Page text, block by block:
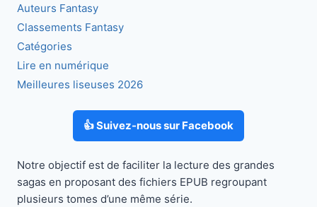
Auteurs Fantasy
Classements Fantasy
Catégories
Lire en numérique
Meilleures liseuses 2026
👍 Suivez-nous sur Facebook
Notre objectif est de faciliter la lecture des grandes
sagas en proposant des fichiers EPUB regroupant
plusieurs tomes d’une même série.